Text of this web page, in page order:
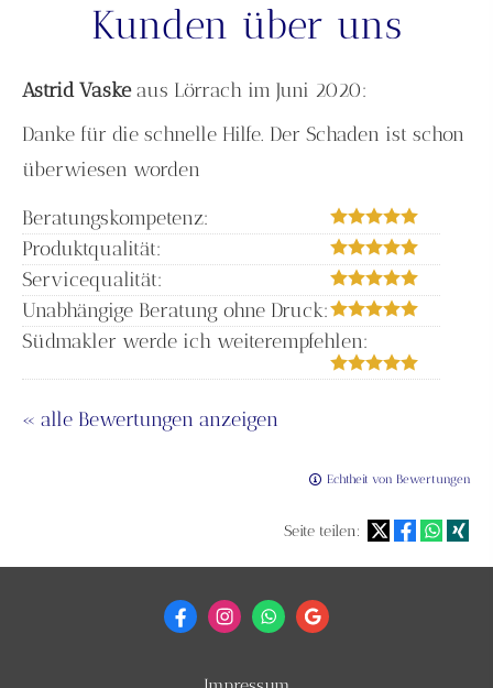
Kunden über uns
Astrid Vaskeaus Lörrach im Juni 2020:
Danke für die schnelle Hilfe. Der Schaden ist schon
überwiesen worden
Beratungskompetenz:
Produktqualität:
Servicequalität:
Unabhängige Beratung ohne Druck:
Südmakler werde ich weiterempfehlen:
« alle Bewertungen anzeigen
Echtheit von Bewertungen
Seite teilen: